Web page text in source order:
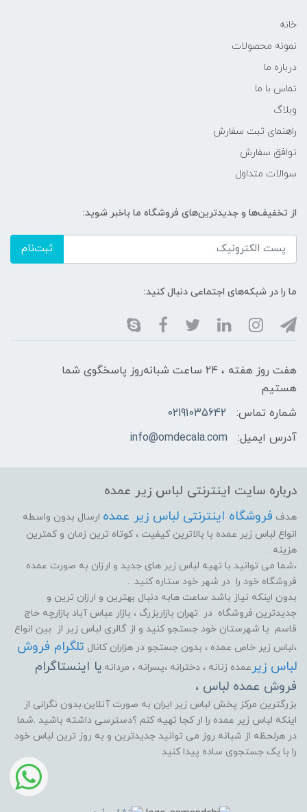
خانه
نمونه محصولات
درباره ما
تماس با ما
وبلاگ
راهنمای ثبت سفارش
توافق سفارش
سوالات متداول
از تخفیف‌ها و جدیدترین‌های فروشگاه ما باخبر شوید:
ثبت‌نام
ما را در شبکه‌های اجتماعی دنبال کنید:
هفت روز هفته ، ۲۴ ساعت شبانه‌روز پاسخگوی شما
هستیم
شماره تماس:
02191035642
آدرس ایمیل:
info@omdecala.com
درباره سایت اینترنتی لباس زیر عمده
هدف فروشگاه اینترنتی لباس زیر عمده ارسال بدون واسطه
انواع لباس زیر عمده با بالاترین کیفیت ، کوتاه ترین زمان و کمترین
هزینه .
،شما می توانید با تهیه لباس زیر های جدید و ارزان به صورت عمده
فروشگاه خود را در شهر خود ستاره کنید. .
بدون اینکه نیاز باشد ساعت هابه دنبال بهترین و ارزان ترین و
جدیدترین فروشگاه در تهران بازاربزرگ ، بازار عباس آباد بازارچه حاج
قاسم یا شهرستان خود جستجو کنید و از گالری لباس زیر از بین انواع
،لباس زیر خاص عمده ، بدون جستجو در هزاران کانال تلگرام فروش
لباس زیر عمده زنانه ، دخترانه ،پسرانه ، مردانه.یا اینستاگرام
فروش عمده لباس ،
بزرگترین مرکز پخش لباس زیر ایران به صورت آنلاین.بدون نگرانی از
اینکه لباس زیر عمده را ار کجا تهیه کنم ؟دسترسی داشته باشید .شما
در هرلحظه از شبانه روز می توانید جدیدترین و به روز ترین لباس خود
را با یک جستجوی ساده پیدا کنید .